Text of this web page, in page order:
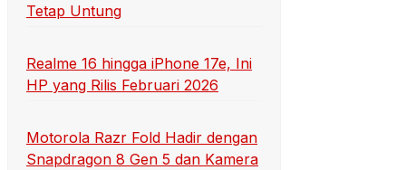
Tetap Untung
Realme 16 hingga iPhone 17e, Ini
HP yang Rilis Februari 2026
Motorola Razr Fold Hadir dengan
Snapdragon 8 Gen 5 dan Kamera